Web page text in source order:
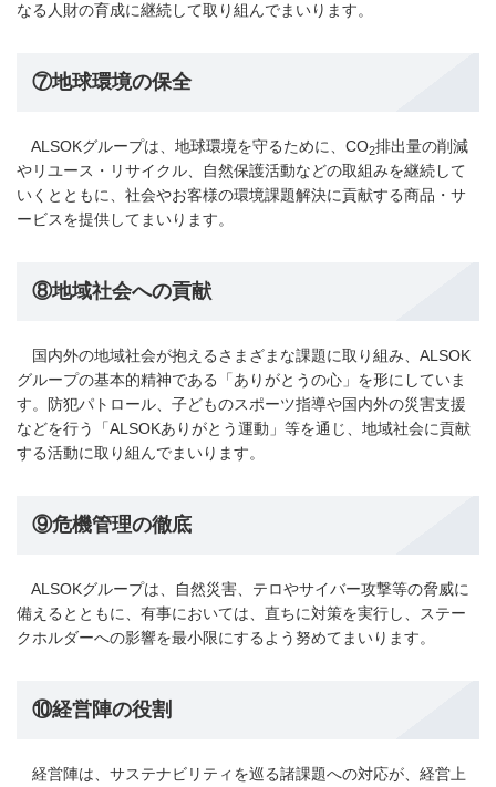
なる人財の育成に継続して取り組んでまいります。
⑦地球環境の保全
ALSOKグループは、地球環境を守るために、CO2排出量の削減
やリユース・リサイクル、自然保護活動などの取組みを継続して
いくとともに、社会やお客様の環境課題解決に貢献する商品・サ
ービスを提供してまいります。
⑧地域社会への貢献
国内外の地域社会が抱えるさまざまな課題に取り組み、ALSOK
グループの基本的精神である「ありがとうの心」を形にしていま
す。防犯パトロール、子どものスポーツ指導や国内外の災害支援
などを行う「ALSOKありがとう運動」等を通じ、地域社会に貢献
する活動に取り組んでまいります。
⑨危機管理の徹底
ALSOKグループは、自然災害、テロやサイバー攻撃等の脅威に
備えるとともに、有事においては、直ちに対策を実行し、ステー
クホルダーへの影響を最小限にするよう努めてまいります。
⑩経営陣の役割
経営陣は、サステナビリティを巡る諸課題への対応が、経営上